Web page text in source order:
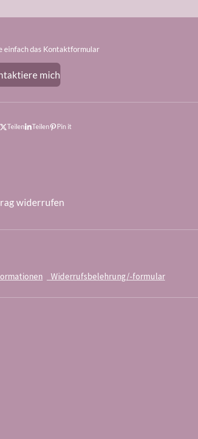
einfach das Kontaktformular
mich
Teilen Teilen Pin it
widerrufen
Widerrufsbelehrung/-formular